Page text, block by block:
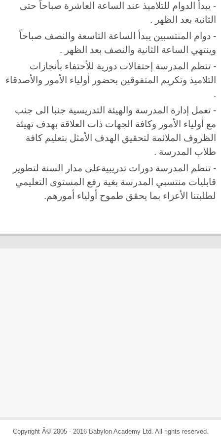
- يبدأ الدوام للتلاميذ عند الساعة العاشرة صباحاً حتى
الثانية بعد الظهر .
- دوام المنتسبين يبدأ الساعة التاسعة والنصف صباحاً
وينتهي الساعة الثانية والنصف بعد الظهر .
- تنظم المدرسة إحتفالات دورية للأحتفاء بأنجازات
التلاميذ وتكريم المتفوقين بحضور أولياء الأمور والأصدقاء
.
- تعمل إدارة المدرسة والهيئة التدريسية جنبا الى جنب
مع أولياء الأمور وكافة الجهات ذات العلاقة بهدف تهيئة
الظروف الملائمة لتحقيق الهدف الأمثل بتعليم كافة
طلاب المدرسة .
- تنظم المدرسة دورات تدريبيةعلى مدار السنة لتطوير
قابليات منتسبي المدرسة بغية رفع المستوى التعليمي
لطلبتنا الأعزاء بما يحقق طموح أولياء أمورهم.
Copyright Â© 2005 - 2016 Babylon Academy Ltd. All rights reserved.